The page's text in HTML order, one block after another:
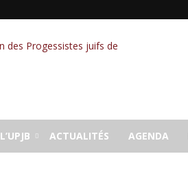
L’UPJB ACTUALITÉS AGENDA